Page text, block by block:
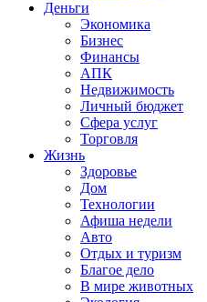
Деньги
Экономика
Бизнес
Финансы
АПК
Недвижимость
Личный бюджет
Сфера услуг
Торговля
Жизнь
Здоровье
Дом
Технологии
Афиша недели
Авто
Отдых и туризм
Благое дело
В мире животных